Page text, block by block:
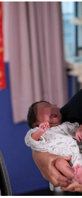
家。這裡照
有穩定求學
被貼上「等
的身影始終留
的疼痛，那麼
對安全與被愛
我們花了幾個